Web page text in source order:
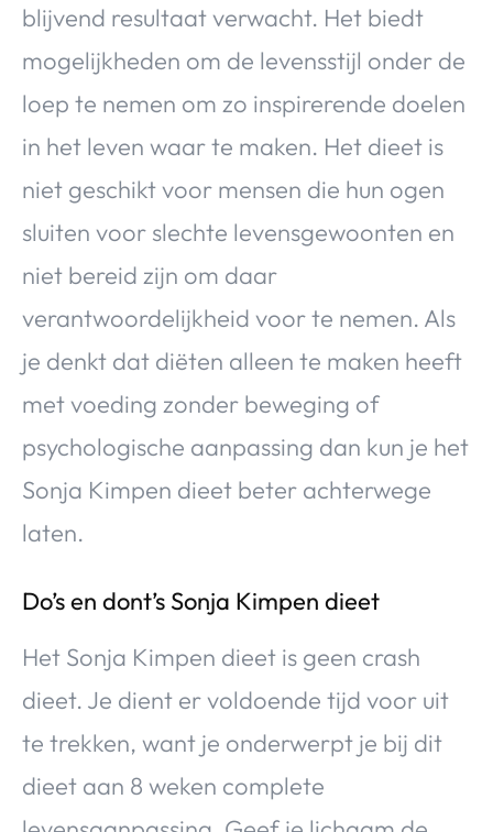
blijvend resultaat verwacht. Het biedt
mogelijkheden om de levensstijl onder de
loep te nemen om zo inspirerende doelen
in het leven waar te maken. Het dieet is
niet geschikt voor mensen die hun ogen
sluiten voor slechte levensgewoonten en
niet bereid zijn om daar
verantwoordelijkheid voor te nemen. Als
je denkt dat diëten alleen te maken heeft
met voeding zonder beweging of
psychologische aanpassing dan kun je het
Sonja Kimpen dieet beter achterwege
laten.
Do’s en dont’s Sonja Kimpen dieet
Het Sonja Kimpen dieet is geen crash
dieet. Je dient er voldoende tijd voor uit
te trekken, want je onderwerpt je bij dit
dieet aan 8 weken complete